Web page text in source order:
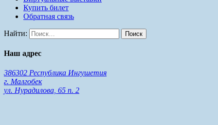
Купить билет
Обратная связь
Найти:
Наш адрес
386302 Республика Ингушетия
г. Малгобек
ул. Нурадилова, 65 п. 2